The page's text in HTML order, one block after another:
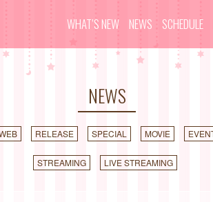
WHAT’S NEW NEWS SCHEDULE
NEWS
RELEASE SPECIAL MOVIE
STREAMING LIVE STREAMING